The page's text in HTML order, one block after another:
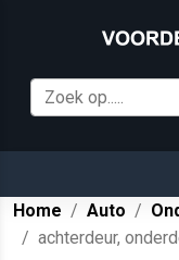
Home
Auto
achterdeur,